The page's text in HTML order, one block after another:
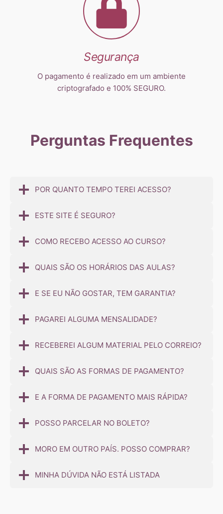
Segurança
O pagamento é realizado em um ambiente
criptografado e 100% SEGURO.
Perguntas Frequentes
POR QUANTO TEMPO TEREI ACESSO?
ESTE SITE É SEGURO?
COMO RECEBO ACESSO AO CURSO?
QUAIS SÃO OS HORÁRIOS DAS AULAS?
E SE EU NÃO GOSTAR, TEM GARANTIA?
PAGAREI ALGUMA MENSALIDADE?
RECEBEREI ALGUM MATERIAL PELO CORREIO?
QUAIS SÃO AS FORMAS DE PAGAMENTO?
E A FORMA DE PAGAMENTO MAIS RÁPIDA?
POSSO PARCELAR NO BOLETO?
MORO EM OUTRO PAÍS. POSSO COMPRAR?
MINHA DÚVIDA NÃO ESTÁ LISTADA